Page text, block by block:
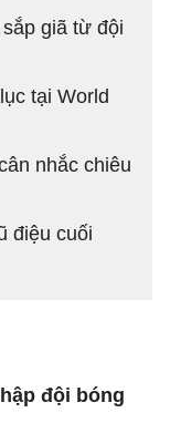
giã từ đội
tại World
nhắc chiêu
điệu cuối
đội bóng